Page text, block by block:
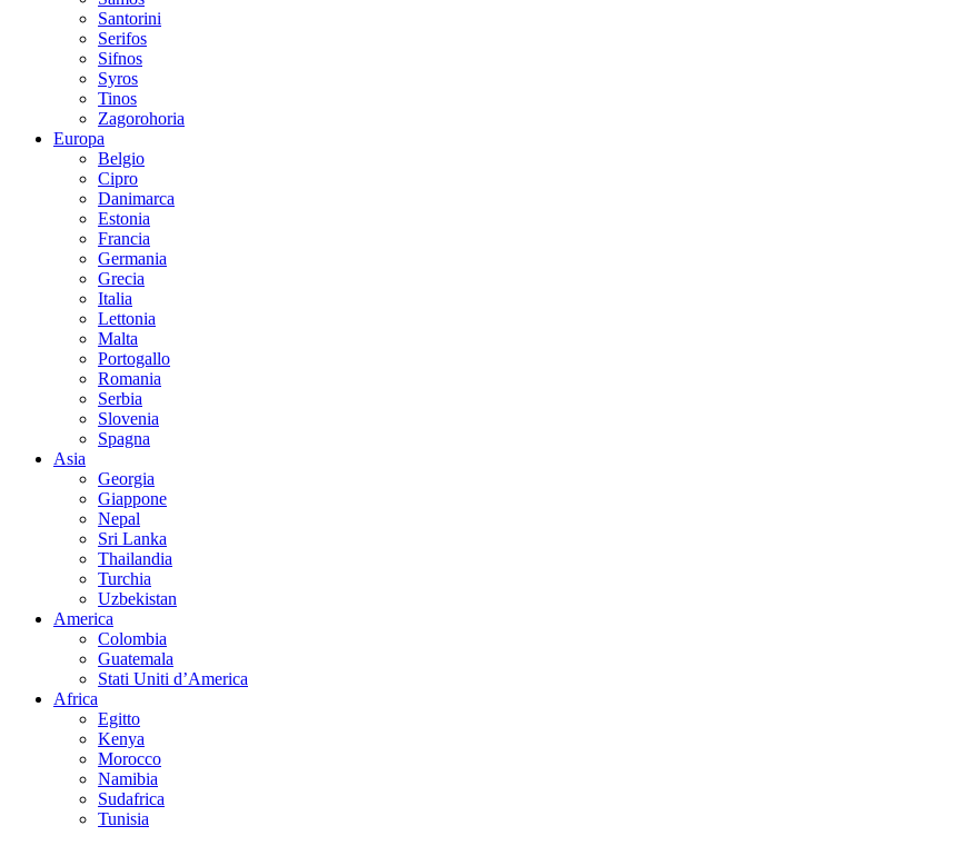
Santorini
Serifos
Sifnos
Syros
Tinos
Zagorohoria
Europa
Belgio
Cipro
Danimarca
Estonia
Francia
Germania
Grecia
Italia
Lettonia
Malta
Portogallo
Romania
Serbia
Slovenia
Spagna
Asia
Georgia
Giappone
Nepal
Sri Lanka
Thailandia
Turchia
Uzbekistan
America
Colombia
Guatemala
Stati Uniti d’America
Africa
Egitto
Kenya
Morocco
Namibia
Sudafrica
Tunisia